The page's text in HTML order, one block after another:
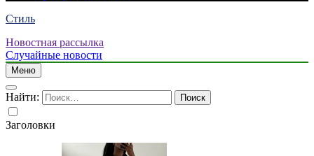
Стиль
Новостная рассылка
Случайные новости
Меню
Найти:
Заголовки